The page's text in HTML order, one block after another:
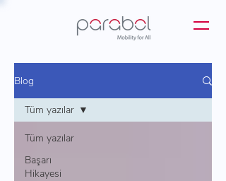
Blog
Tüm yazılar
Başarı
Hikayesi
Tüm yazılar